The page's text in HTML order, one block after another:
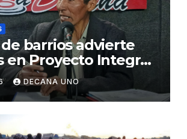
barrios advierte
en Proyecto Integral
y Alcantarillado para
DECANA UNO